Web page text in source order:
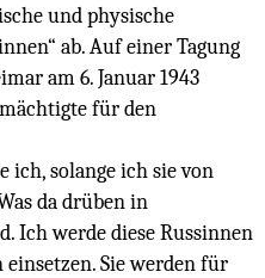
und physische
ab. Auf einer Tagung
am 6. Januar 1943
für den
ich, solange ich sie von
da drüben in
Ich werde diese Russinnen
Sie werden für